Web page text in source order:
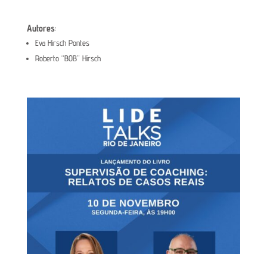
Autores:
Eva Hirsch Pontes
Roberto “BOB” Hirsch